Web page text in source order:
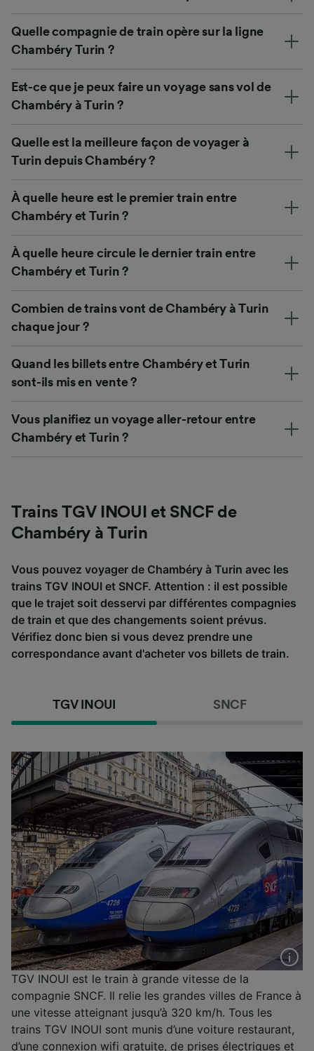
Quelle compagnie de train opère sur la ligne
Chambéry Turin ?
Est-ce que je peux faire un voyage sans vol de
Chambéry à Turin ?
Quelle est la meilleure façon de voyager à
Turin depuis Chambéry ?
À quelle heure est le premier train entre
Chambéry et Turin ?
À quelle heure circule le dernier train entre
Chambéry et Turin ?
Combien de trains vont de Chambéry à Turin
chaque jour ?
Quand les billets entre Chambéry et Turin
sont-ils mis en vente ?
Vous planifiez un voyage aller-retour entre
Chambéry et Turin ?
Trains TGV INOUI et SNCF de
Chambéry à Turin
Vous pouvez voyager de Chambéry à Turin avec les
trains TGV INOUI et SNCF. Attention : il est possible
que le trajet soit desservi par différentes compagnies
de train et que des changements soient prévus.
Vérifiez donc bien si vous devez prendre une
correspondance avant d'acheter vos billets de train.
TGV INOUI SNCF
TGV INOUI est le train à grande vitesse de la
compagnie SNCF. Il relie les grandes villes de France à
une vitesse atteignant jusqu’à 320 km/h. Tous les
trains TGV INOUI sont munis d’une voiture restaurant,
d’une connexion wifi gratuite, de prises électriques et